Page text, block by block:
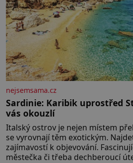
nejsemsama.cz
Sardinie: Karibik uprostřed
vás okouzlí
Italský ostrov je nejen místem
se vyrovnají těm exotickým.
zajímavostí k objevování.
městečka či třeba dechberoucí